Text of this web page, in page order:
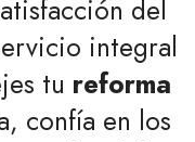
del
integral
tu reforma
confía en los